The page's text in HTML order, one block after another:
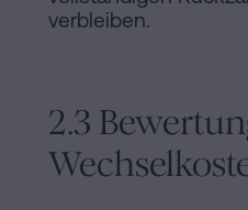
verbleiben.
2.3